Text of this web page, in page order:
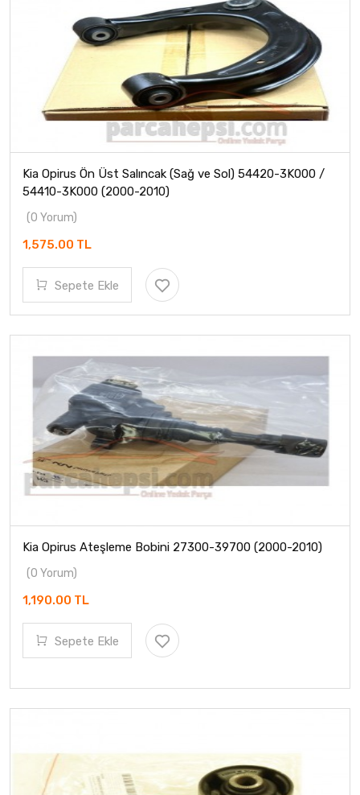
Kia Opirus Ön Üst Salıncak (Sağ ve Sol) 54420-3K000 /
54410-3K000 (2000-2010)
(0 Yorum)
1,575.00 TL
Sepete Ekle
Kia Opirus Ateşleme Bobini 27300-39700 (2000-2010)
(0 Yorum)
1,190.00 TL
Sepete Ekle